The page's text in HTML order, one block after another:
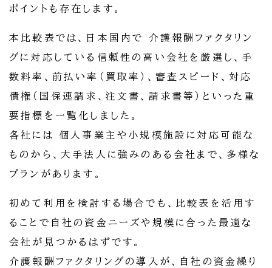
ポイントも存在します。
本比較表では、日本国内で 介護報酬ファクタリン
グに対応している信頼性の高い会社を厳選し、手
数料率、前払い率（買取率）、審査スピード、対応
債権（国保連請求、注文書、請求書等）といった重
要指標を一覧化しました。
各社には 個人事業主や小規模施設に対応可能な
ものから、大手法人に強みのある会社まで、多様な
プランがあります。
初めて利用を検討する場合でも、比較表を活用す
ることで自社の資金ニーズや規模に合った最適な
会社が見つかるはずです。
介護報酬ファクタリングの導入が、自社の資金繰り